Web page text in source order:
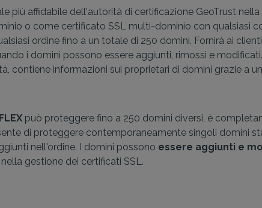
più affidabile dell'autorità di certificazione GeoTrust
o come certificato SSL multi-dominio con qualsiasi
ordine fino a un totale di 250 domini. Fornirà ai
i domini possono essere aggiunti, rimossi e
contiene informazioni sui proprietari di domini grazie a
può proteggere fino a 250 domini diversi, è
di proteggere contemporaneamente singoli domini
nell'ordine. I domini possono essere aggiunti e
gestione dei certificati SSL.